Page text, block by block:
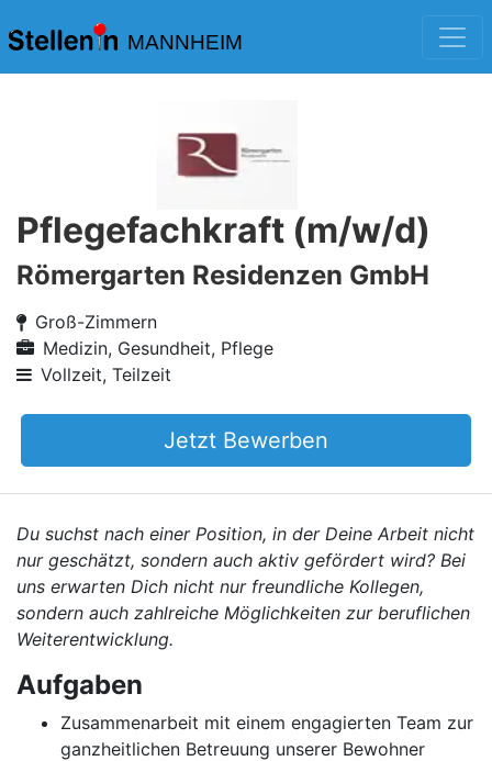
MANNHEIM
Pflegefachkraft (m/w/d)
Römergarten Residenzen GmbH
Groß-Zimmern
Medizin, Gesundheit, Pflege
Vollzeit, Teilzeit
Jetzt Bewerben
Du suchst nach einer Position, in der Deine Arbeit nicht
nur geschätzt, sondern auch aktiv gefördert wird? Bei
uns erwarten Dich nicht nur freundliche Kollegen,
sondern auch zahlreiche Möglichkeiten zur beruflichen
Weiterentwicklung.
Aufgaben
Zusammenarbeit mit einem engagierten Team zur
ganzheitlichen Betreuung unserer Bewohner